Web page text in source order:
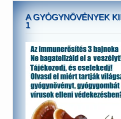
A GYÓGYNÖVÉNYEK
1